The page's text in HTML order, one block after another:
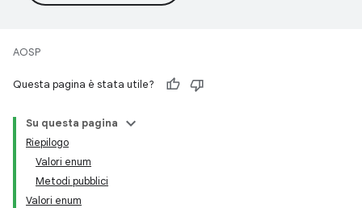
AOSP
Questa pagina è stata utile?
Su questa pagina
Riepilogo
Valori enum
Metodi pubblici
Valori enum